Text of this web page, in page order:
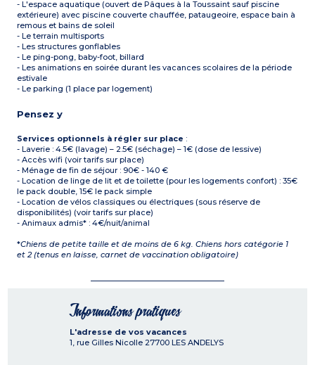
- L'espace aquatique (ouvert de Pâques à la Toussaint sauf piscine
extérieure) avec piscine couverte chauffée, pataugeoire, espace bain à
remous et bains de soleil
- Le terrain multisports
- Les structures gonflables
- Le ping-pong, baby-foot, billard
- Les animations en soirée durant les vacances scolaires de la période
estivale
- Le parking (1 place par logement)
Pensez y
Services optionnels à régler sur place :
- Laverie : 4.5€ (lavage) – 2.5€ (séchage) – 1€ (dose de lessive)
- Accès wifi (voir tarifs sur place)
- Ménage de fin de séjour : 90€ - 140 €
- Location de linge de lit et de toilette (pour les logements confort) : 35€
le pack double, 15€ le pack simple
- Location de vélos classiques ou électriques (sous réserve de
disponibilités) (voir tarifs sur place)
- Animaux admis* : 4€/nuit/animal
*Chiens de petite taille et de moins de 6 kg. Chiens hors catégorie 1
et 2 (tenus en laisse, carnet de vaccination obligatoire)
Informations pratiques
L'adresse de vos vacances
1, rue Gilles Nicolle 27700 LES ANDELYS